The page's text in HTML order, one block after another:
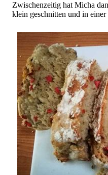
Zwischenzeitig hat Micha
klein geschnitten und in